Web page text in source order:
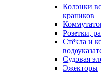
Колонки
краников
Розетки,
Стёкла и
Судовая
Эжекторы